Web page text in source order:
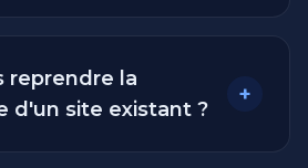
reprendre la
d'un site existant ?
+